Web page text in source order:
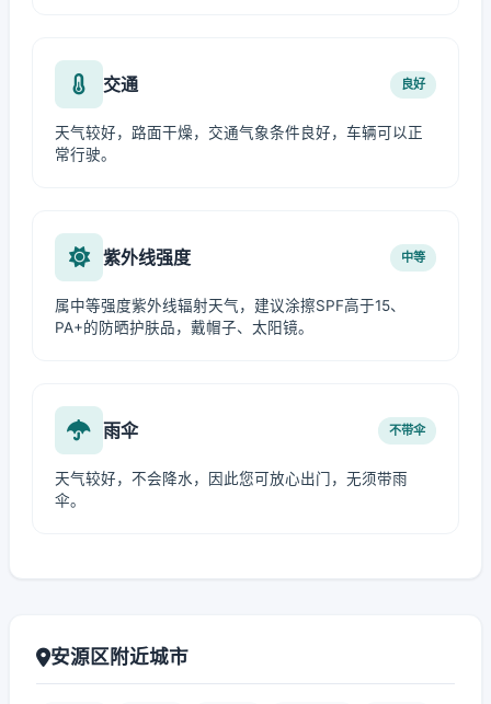
交通 良好
天气较好，路面干燥，交通气象条件良好，车辆可以正
常行驶。
紫外线强度 中等
属中等强度紫外线辐射天气，建议涂擦SPF高于15、
PA+的防晒护肤品，戴帽子、太阳镜。
雨伞 不带伞
天气较好，不会降水，因此您可放心出门，无须带雨
伞。
安源区附近城市